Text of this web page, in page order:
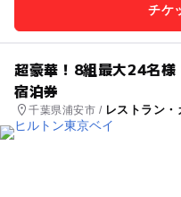
チケ
超豪華！8組最大24名
宿泊券
千葉県浦安市 / レストラン・